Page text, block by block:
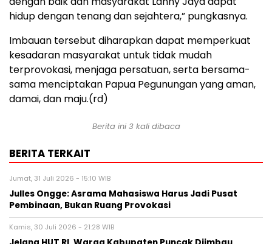
hidup dengan tenang dan sejahtera,” pungkasnya.
Imbauan tersebut diharapkan dapat memperkuat
kesadaran masyarakat untuk tidak mudah
terprovokasi, menjaga persatuan, serta bersama-
sama menciptakan Papua Pegunungan yang aman,
damai, dan maju.(rd)
Berita ini 3 kali dibaca
BERITA TERKAIT
Jumat, 31 Juli 2026 - 15:10 WIB
Julles Ongge: Asrama Mahasiswa Harus Jadi Pusat
Pembinaan, Bukan Ruang Provokasi
Kamis, 30 Juli 2026 - 21:28 WIB